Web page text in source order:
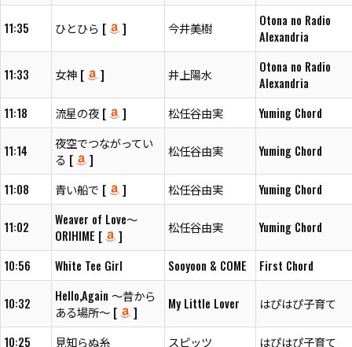
11:35 ひとひら [ ] 今井美樹
Otona no Radio
Alexandria
11:33 女神 [ ] 井上陽水
Otona no Radio
Alexandria
11:18
流星の夜 [ ] 松任谷由実 Yuming Chord
11:14
夜空でつながってい
る [
]
松任谷由実 Yuming Chord
11:08 青い船で [ ] 松任谷由実 Yuming Chord
11:02
Weaver of Love～
ORIHIME [
]
松任谷由実 Yuming Chord
10:56 White Tee Girl Sooyoon & COME First Chord
10:32
Hello,Again ～昔から
ある場所～ [
]
My Little Lover はぴはぴ子育て
10:25 見知らぬ糸 スピッツ はぴはぴ子育て